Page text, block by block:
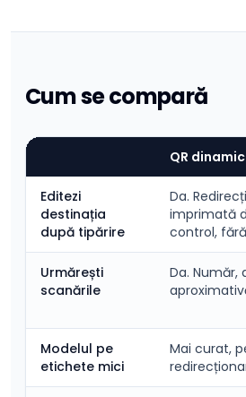
Cum se compară
QR
Editezi
destinația
după tipărire
Da.
imprimată
control,
Urmărești
scanările
Da. Număr,
Modelul pe
etichete mici
Mai curat,